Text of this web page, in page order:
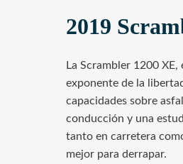
2019
La Scrambler 1200
exponente de la
capacidades sobre
conducción y una
tanto en carretera
mejor para derrapar.